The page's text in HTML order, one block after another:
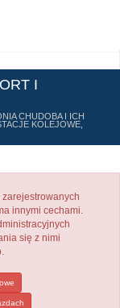
I
CHUDOBA I ICH
KOLEJOWE,
innymi cechami.
się z nimi